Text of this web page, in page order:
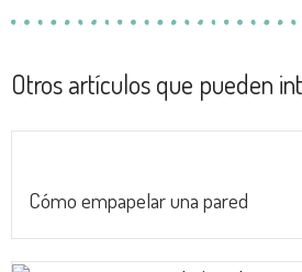
Otros artículos que pueden
Cómo empapelar una pared